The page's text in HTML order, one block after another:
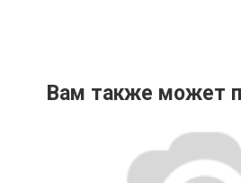
Вам также может